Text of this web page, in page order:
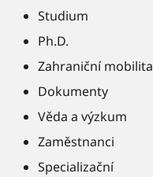
Studium
Ph.D.
Zahraniční mobilita
Dokumenty
Věda a výzkum
Zaměstnanci
Specializační